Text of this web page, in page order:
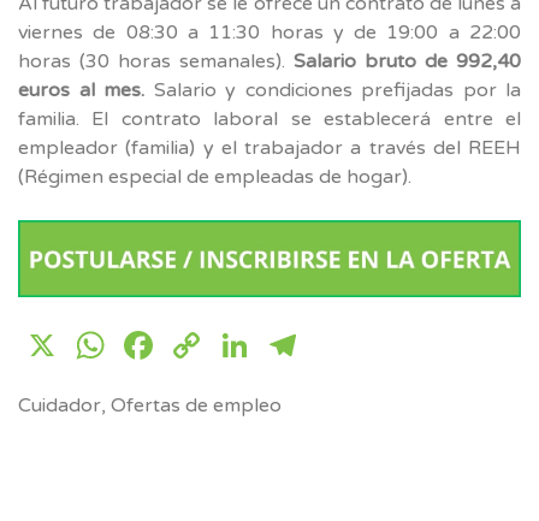
viernes de 08:30 a 11:30 horas y de 19:00 a 22:00
horas (30 horas semanales). Salario bruto de 992,40
euros al mes. Salario y condiciones prefijadas por la
familia. El contrato laboral se establecerá entre el
empleador (familia) y el trabajador a través del REEH
(Régimen especial de empleadas de hogar).
X WhatsApp
Facebook
CopyLinkedIn
Cuidador, Ofertas de empleo